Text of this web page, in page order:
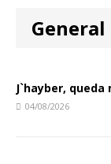
General
J`hayber,
04/08/2026